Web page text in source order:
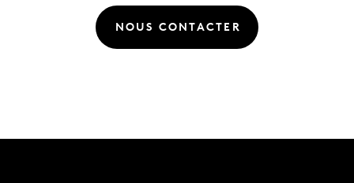
NOUS CONTACTER